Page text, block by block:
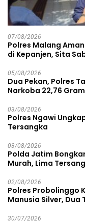
07/08/2026
Polres Malang
di Kepanjen, Sita
05/08/2026
Dua Pekan, Polres
Narkoba 22,76
03/08/2026
Polres Ngawi
Tersangka
03/08/2026
Polda Jatim
Murah, Lima
02/08/2026
Polres Probolinggo
Manusia Silver, Dua
30/07/2026